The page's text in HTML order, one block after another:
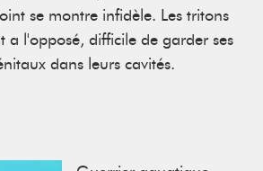
se montre infidèle. Les tritons
a l'opposé, difficile de garder ses
dans leurs cavités.